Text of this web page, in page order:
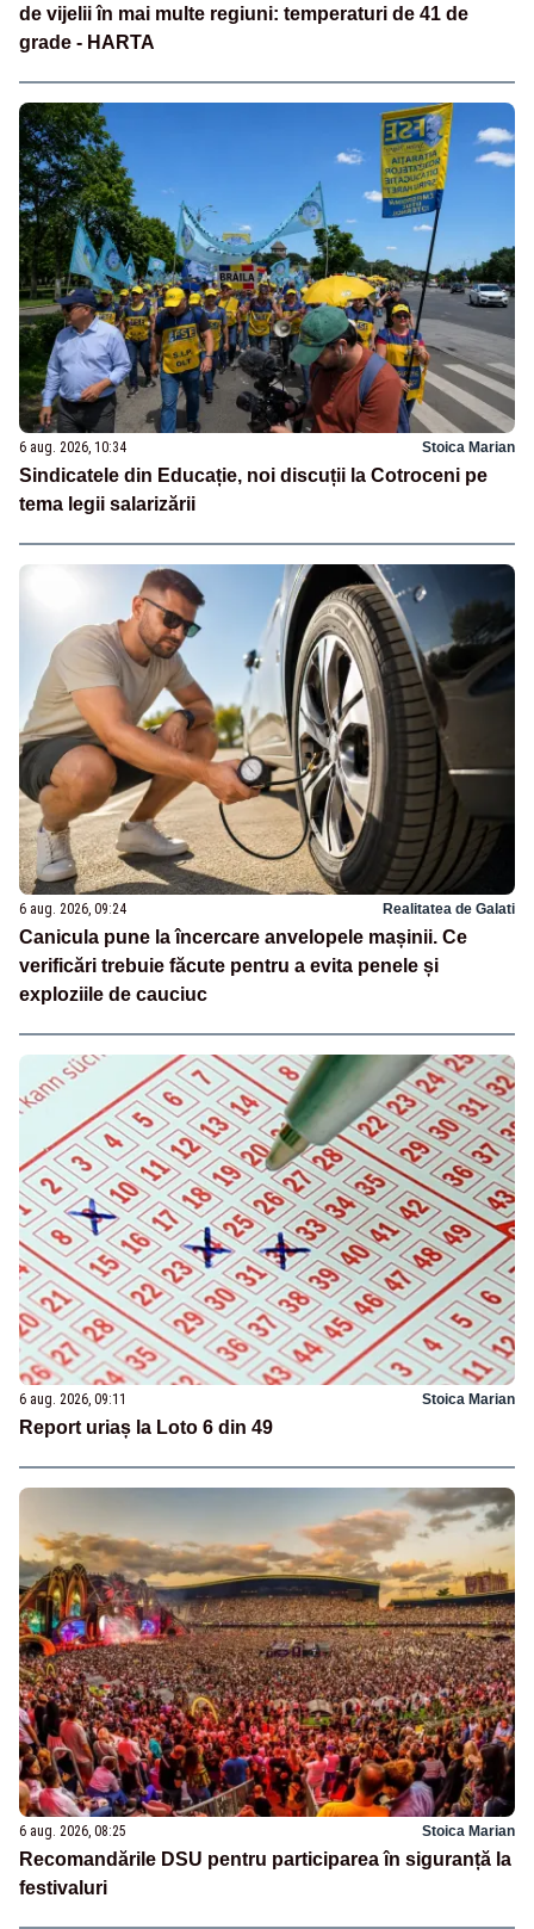
de vijelii în mai multe regiuni: temperaturi de 41 de
grade - HARTA
6 aug. 2026, 10:34 Stoica Marian
Sindicatele din Educație, noi discuții la Cotroceni pe
tema legii salarizării
6 aug. 2026, 09:24 Realitatea de Galati
Canicula pune la încercare anvelopele mașinii. Ce
verificări trebuie făcute pentru a evita penele și
exploziile de cauciuc
6 aug. 2026, 09:11 Stoica Marian
Report uriaș la Loto 6 din 49
6 aug. 2026, 08:25 Stoica Marian
Recomandările DSU pentru participarea în siguranță la
festivaluri